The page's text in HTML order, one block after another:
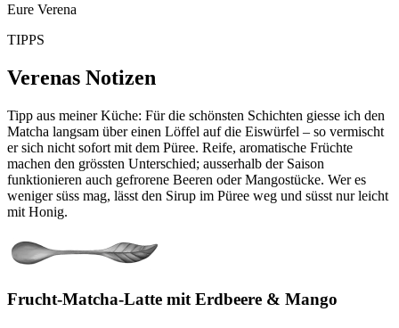
Eure Verena
TIPPS
Verenas Notizen
Tipp aus meiner Küche: Für die schönsten Schichten giesse ich den
Matcha langsam über einen Löffel auf die Eiswürfel – so vermischt
er sich nicht sofort mit dem Püree. Reife, aromatische Früchte
machen den grössten Unterschied; ausserhalb der Saison
funktionieren auch gefrorene Beeren oder Mangostücke. Wer es
weniger süss mag, lässt den Sirup im Püree weg und süsst nur leicht
mit Honig.
Frucht-Matcha-Latte mit Erdbeere & Mango